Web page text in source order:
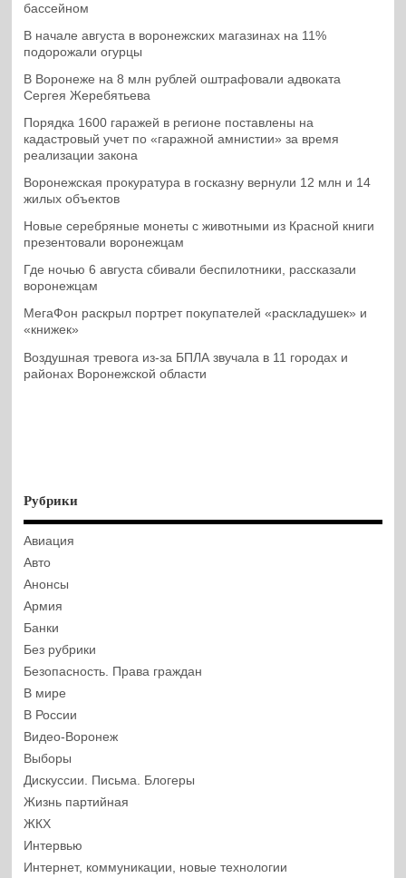
бассейном
В начале августа в воронежских магазинах на 11%
подорожали огурцы
В Воронеже на 8 млн рублей оштрафовали адвоката
Сергея Жеребятьева
Порядка 1600 гаражей в регионе поставлены на
кадастровый учет по «гаражной амнистии» за время
реализации закона
Воронежская прокуратура в госказну вернули 12 млн и 14
жилых объектов
Новые серебряные монеты с животными из Красной книги
презентовали воронежцам
Где ночью 6 августа сбивали беспилотники, рассказали
воронежцам
МегаФон раскрыл портрет покупателей «раскладушек» и
«книжек»
Воздушная тревога из-за БПЛА звучала в 11 городах и
районах Воронежской области
Рубрики
Авиация
Авто
Анонсы
Армия
Банки
Без рубрики
Безопасность. Права граждан
В мире
В России
Видео-Воронеж
Выборы
Дискуссии. Письма. Блогеры
Жизнь партийная
ЖКХ
Интервью
Интернет, коммуникации, новые технологии